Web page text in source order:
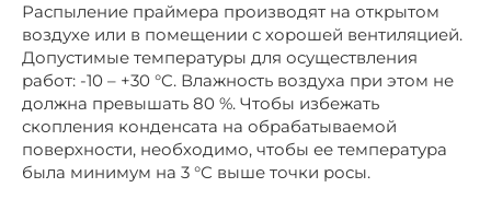
Распыление праймера производят на открытом
воздухе или в помещении с хорошей вентиляцией.
Допустимые температуры для осуществления
работ: -10 – +30 °C. Влажность воздуха при этом не
должна превышать 80 %. Чтобы избежать
скопления конденсата на обрабатываемой
поверхности, необходимо, чтобы ее температура
была минимум на 3 °С выше точки росы.